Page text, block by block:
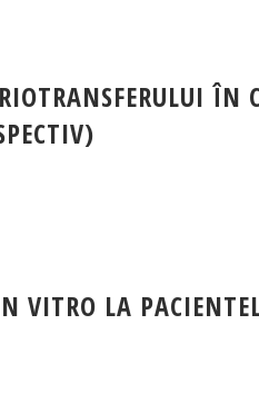
ÎN
VITRO LA